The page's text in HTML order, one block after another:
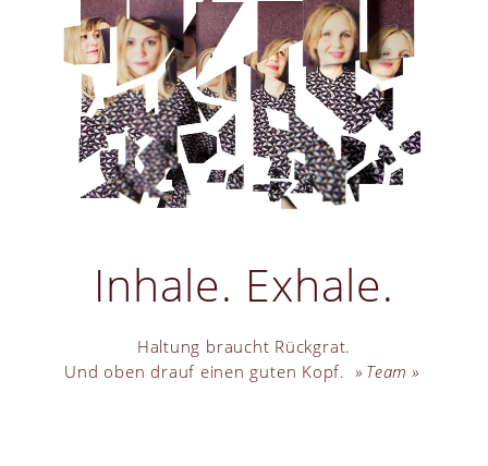
Inhale. Exhale.
Haltung braucht Rückgrat.
Und oben drauf einen guten Kopf.
Team